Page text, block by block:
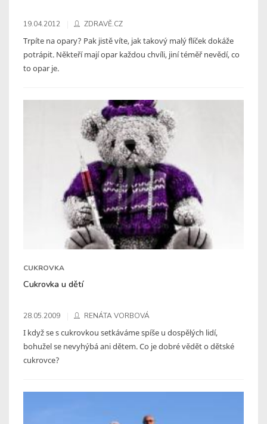
19.04.2012 ZDRAVĚ.CZ
Trpíte na opary? Pak jistě víte, jak takový malý flíček dokáže
potrápit. Někteří mají opar každou chvíli, jiní téměř nevědí, co
to opar je.
CUKROVKA
Cukrovka u dětí
28.05.2009 RENÁTA VORBOVÁ
I když se s cukrovkou setkáváme spíše u dospělých lidí,
bohužel se nevyhýbá ani dětem. Co je dobré vědět o dětské
cukrovce?